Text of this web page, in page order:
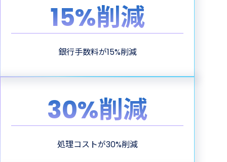
15%削減
銀行手数料が15%削減
30%削減
処理コストが30%削減